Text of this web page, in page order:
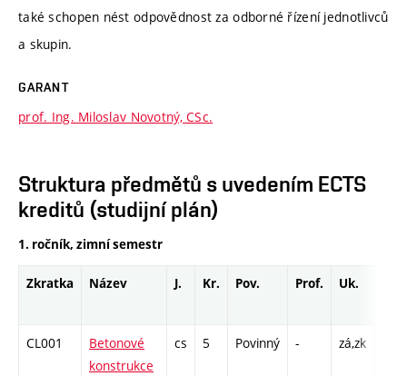
také schopen nést odpovědnost za odborné řízení jednotlivců
a skupin.
GARANT
prof. Ing. Miloslav Novotný, CSc.
Struktura předmětů s uvedením ECTS
kreditů (studijní plán)
1. ročník, zimní semestr
Zkratka Název J. Kr. Pov. Prof. Uk.
CL001
Betonové
konstrukce
cs 5 Povinný - zá,zk